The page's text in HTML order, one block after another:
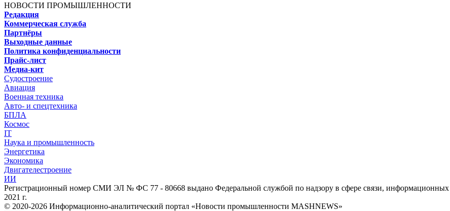
НОВОСТИ ПРОМЫШЛЕННОСТИ
Редакция
Коммерческая служба
Партнёры
Выходные данные
Политика конфиденциальности
Прайс-лист
Медиа-кит
Судостроение
Авиация
Военная техника
Авто- и спецтехника
БПЛА
Космос
IT
Наука и промышленность
Энергетика
Экономика
Двигателестроение
ИИ
Регистрационный номер СМИ ЭЛ № ФС 77 - 80668 выдано Федеральной службой по надзору в сфере связи, информационных
2021 г.
© 2020-2026 Информационно-аналитический портал «Новости промышленности MASHNEWS»